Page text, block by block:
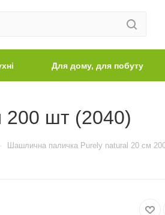
Для дому, для побуту
шт (2040)
Шашлична паличка Purely natural 20 см